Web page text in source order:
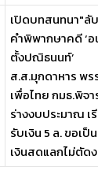
เปิดบทสนทนา"ลั
คำพิพากษาคดี ‘
ตั้งปณิธนนท์’
ส.ส.มุกดาหาร พร
เพื่อไทย กมธ.พิจ
ร่างงบประมาณ เ
รับเงิน 5 ล. ขอเป็น
เงินสดแลกไม่ตัด